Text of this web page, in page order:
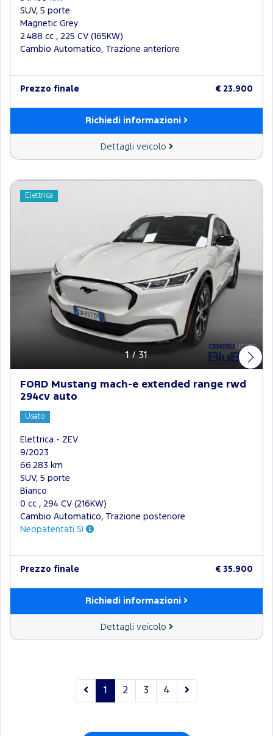
SUV, 5 porte
Magnetic Grey
2.488 cc , 225 CV (165KW)
Cambio Automatico, Trazione anteriore
Prezzo finale € 23.900
Richiedi informazioni
Dettagli veicolo
1 / 31
Elettrica
FORD Mustang mach-e extended range rwd
294cv auto
Usato
Elettrica - ZEV
9/2023
66.283 km
SUV, 5 porte
Bianco
0 cc , 294 CV (216KW)
Cambio Automatico, Trazione posteriore
Neopatentati Sì
Prezzo finale € 35.900
Richiedi informazioni
Dettagli veicolo
1 2 3 4